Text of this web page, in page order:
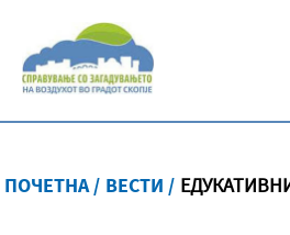
ПОЧЕТНА / ВЕСТИ /